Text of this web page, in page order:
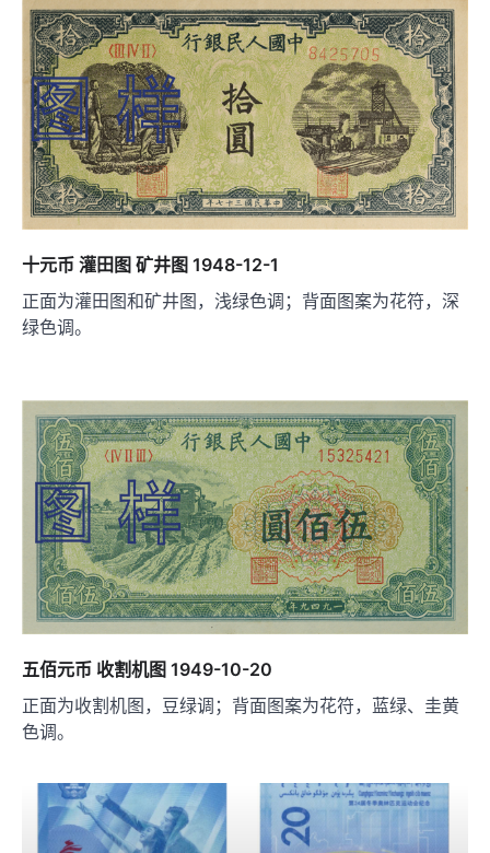
十元币 灌田图 矿井图 1948-12-1
正面为灌田图和矿井图，浅绿色调；背面图案为花符，深
绿色调。
五佰元币 收割机图 1949-10-20
正面为收割机图，豆绿调；背面图案为花符，蓝绿、圭黄
色调。